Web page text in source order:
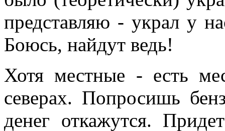
представляю - украл у
Боюсь, найдут ведь!
Хотя местные - есть
северах. Попросишь
денег откажутся.